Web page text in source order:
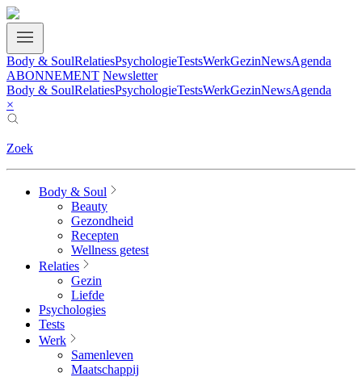
Body & SoulRelatiesPsychologieTestsWerkGezinNewsAgenda
ABONNEMENT Newsletter
Body & SoulRelatiesPsychologieTestsWerkGezinNewsAgenda
×
Zoek
Body & Soul
Beauty
Gezondheid
Recepten
Wellness getest
Relaties
Gezin
Liefde
Psychologies
Tests
Werk
Samenleven
Maatschappij